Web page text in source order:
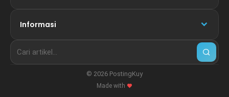
Informasi
© 2026 PostingKuy
Made with